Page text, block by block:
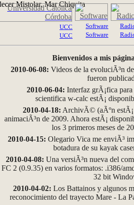
UCC
UCC
Software
Software
Bienvenidos a mis
2010-06-08: Videos de la evoluciÃ³n
fueron
2010-06-04: Interfaz grÃ¡fica
scientifica w-calc estÃ¡
2010-04-18: ArchivÃ© (aÃºn
animaciÃ³n de 2009. Ahora estÃ¡
los 3 primeros meses de
2010-04-15: Olegario Vica me enviÃ³
botadura de su kayak
2010-04-08: Una versiÃ³n nueva del
FC 2 (0.9.35) en varios formatos: .i386/
32 bit
2010-04-02: Los Battainos y algunos
reconocimiento del trayecto Mare - La